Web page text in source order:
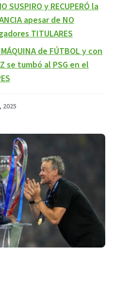
SUSPIRO y RECUPERÓ la
apesar de NO
TITULARES
de FÚTBOL y con
se tumbó al PSG en el
2025